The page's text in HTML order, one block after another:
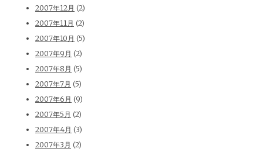
2007年12月 (2)
2007年11月 (2)
2007年10月 (5)
2007年9月 (2)
2007年8月 (5)
2007年7月 (5)
2007年6月 (9)
2007年5月 (2)
2007年4月 (3)
2007年3月 (2)